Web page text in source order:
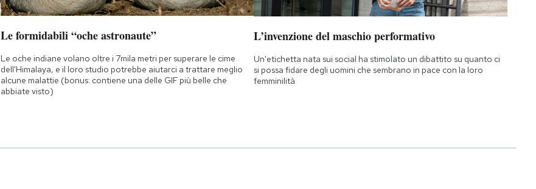
Le formidabili “oche astronaute”
Le oche indiane volano oltre i 7mila metri per superare le cime
dell'Himalaya, e il loro studio potrebbe aiutarci a trattare meglio
alcune malattie (bonus: contiene una delle GIF più belle che
abbiate visto)
L’invenzione del maschio performativo
Un'etichetta nata sui social ha stimolato un dibattito su quanto ci
si possa fidare degli uomini che sembrano in pace con la loro
femminilità